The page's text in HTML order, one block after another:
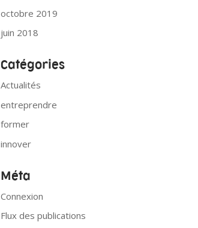
octobre 2019
juin 2018
Catégories
Actualités
entreprendre
former
innover
Méta
Connexion
Flux des publications